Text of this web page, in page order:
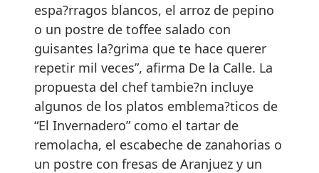
espa?rragos blancos, el arroz de pepino
o un postre de toffee salado con
guisantes la?grima que te hace querer
repetir mil veces”, afirma De la Calle. La
propuesta del chef tambie?n incluye
algunos de los platos emblema?ticos de
“El Invernadero” como el tartar de
remolacha, el escabeche de zanahorias o
un postre con fresas de Aranjuez y un